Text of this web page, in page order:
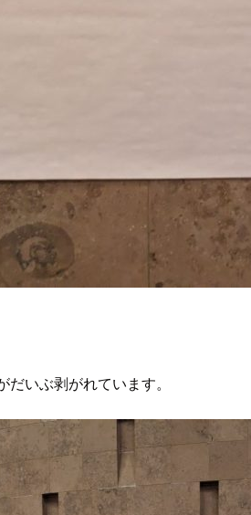
いぶ剥がれています。